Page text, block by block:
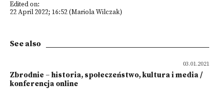
Edited on:
22 April 2022; 16:52 (Mariola Wilczak)
See also
03.01.2021
Zbrodnie – historia, społeczeństwo, kultura i media /
konferencja online